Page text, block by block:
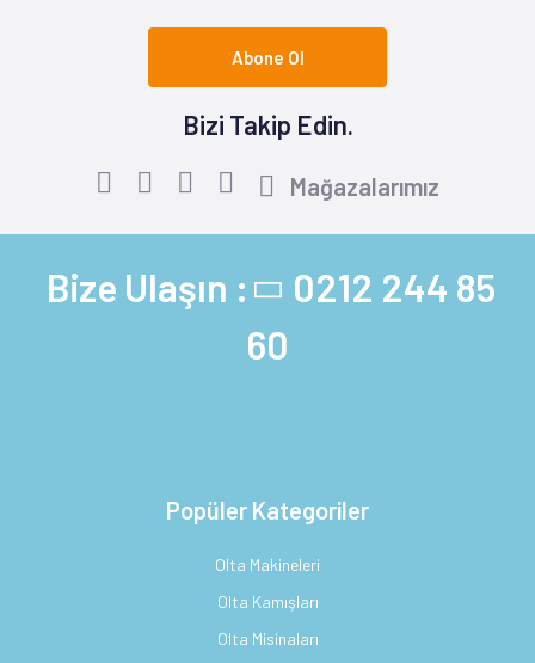
Abone Ol
Bizi Takip Edin.
Mağazalarımız
Bize Ulaşın : 0212 244 85
60
Popüler Kategoriler
Olta Makineleri
Olta Kamışları
Olta Misinaları